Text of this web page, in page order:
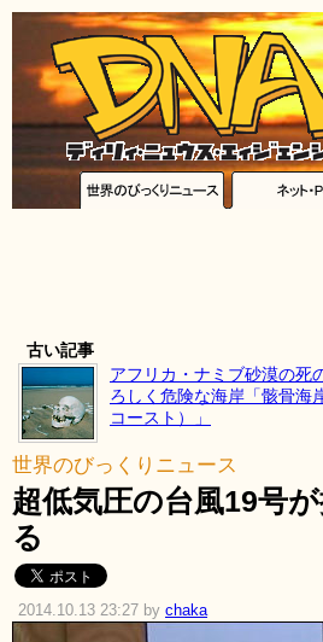
古い記事
アフリカ・ナミブ砂漠の死
ろしく危険な海岸「骸骨海
コースト）」
世界のびっくりニュース
超低気圧の台風19号
る
2014.10.13 23:27 by chaka